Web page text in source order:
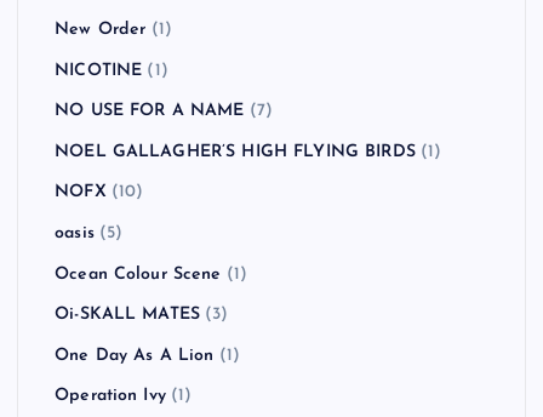
New Order (1)
NICOTINE (1)
NO USE FOR A NAME (7)
NOEL GALLAGHER’S HIGH FLYING BIRDS(1)
NOFX (10)
oasis(5)
Ocean Colour Scene (1)
Oi-SKALL MATES (3)
One Day As A Lion (1)
Operation Ivy(1)